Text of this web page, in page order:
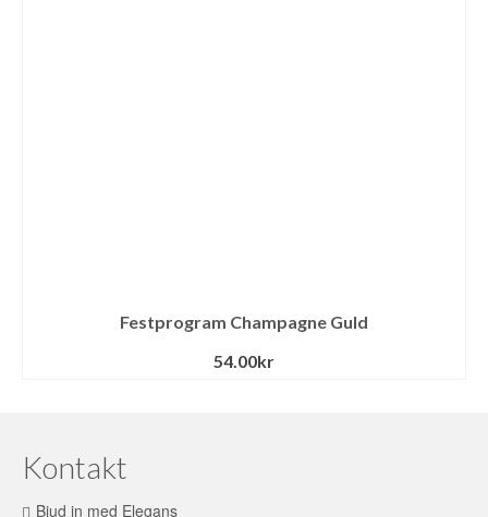
Festprogram Champagne Guld
54.00kr
Kontakt
Bjud in med Elegans